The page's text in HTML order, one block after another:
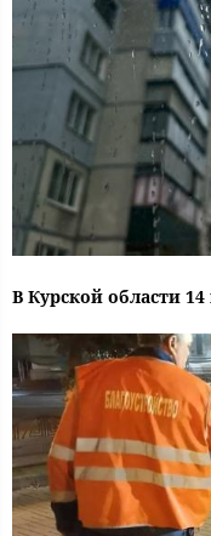
В Курской области